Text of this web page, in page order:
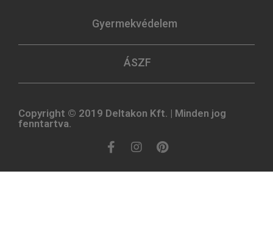
Gyermekvédelem
ÁSZF
Copyright © 2019 Deltakon Kft. | Minden jog
fenntartva.​